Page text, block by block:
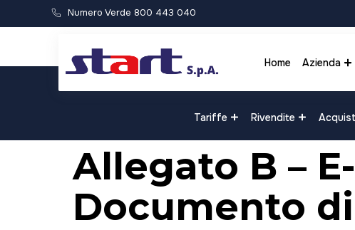
Numero Verde 800 443 040
Home Azienda
Tariffe Rivendite
Allegato B –
Documento